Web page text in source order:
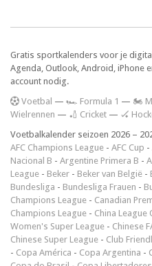
Gratis sportkalenders voor je
Agenda, Outlook, Android, iPhone
account nodig.
Voetbal — 🏎️ Formula 1 — 🏍
Wielrennen — 🏏 Cricket — 🏑
Voetbalkalender seizoen 2026 –
AFC Champions League - AFC Cup -
Nacional B - Argentine Primera B -
League - Beker - Beker van België -
Bundesliga - Bundesliga Frauen -
Champions League - Canadian
Champions League - China League
Women's Super League - Chinese
Chinese Super League - Club
- Copa América - Copa Argentina -